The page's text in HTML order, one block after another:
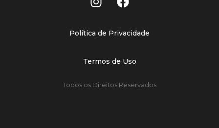
Política de Privacidade
Termos de Uso
Todos os Direitos Reservados